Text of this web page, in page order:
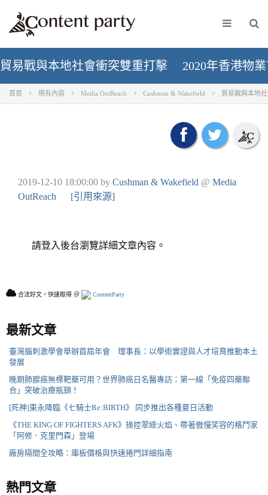
貿易戰與本地社會衝突雙重打擊 2020年香港物
首頁 現有內容 Media OutReach Cushman & Wakefield 貿易戰與本地
2019-12-10 18:00:00 by Cushman & Wakefield @ Media
OutReach
[引用來源]
請登入後台瀏覽詳細文章內容。
合法好文，快速取得 ＠ ContentParty
最新文章
臺灣腦刺激學會舉辦首屆年會 理事長：以學術實證與人才培育推動本土
發展
晚期肺腺癌無標靶藥可用？世界肺癌日名醫專訪：第一線「免疫四藥聯
合」突破治療瓶頸！
[死神]東永降臨《七騎士Re:BIRTH》 同步推出各種夏日活動
《THE KING OF FIGHTERS AFK》操控翠綠火焰、帶著傲慢笑容的格鬥家
「阿修．克里門森」登場
廠房隔間全攻略：庫板價格與快速捲門詳細指南
熱門文章